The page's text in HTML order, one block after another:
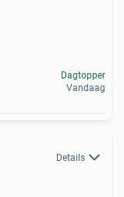
Dagtopper
Vandaag
Details